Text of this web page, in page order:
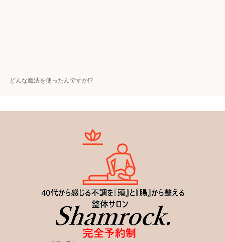
どんな魔法を使ったんですか!?